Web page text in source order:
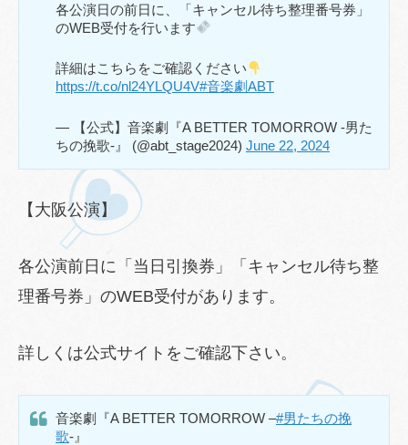
各公演日の前日に、「キャンセル待ち整理番号券」
のWEB受付を行います
詳細はこちらをご確認ください
https://t.co/nl24YLQU4V#音楽劇ABT
— 【公式】音楽劇『A BETTER TOMORROW -男た
ちの挽歌-』 (@abt_stage2024) June 22, 2024
【大阪公演】
各公演前日に「当日引換券」「キャンセル待ち整
理番号券」のWEB受付があります。
詳しくは公式サイトをご確認下さい。
音楽劇『A BETTER TOMORROW –#男たちの挽
歌-』